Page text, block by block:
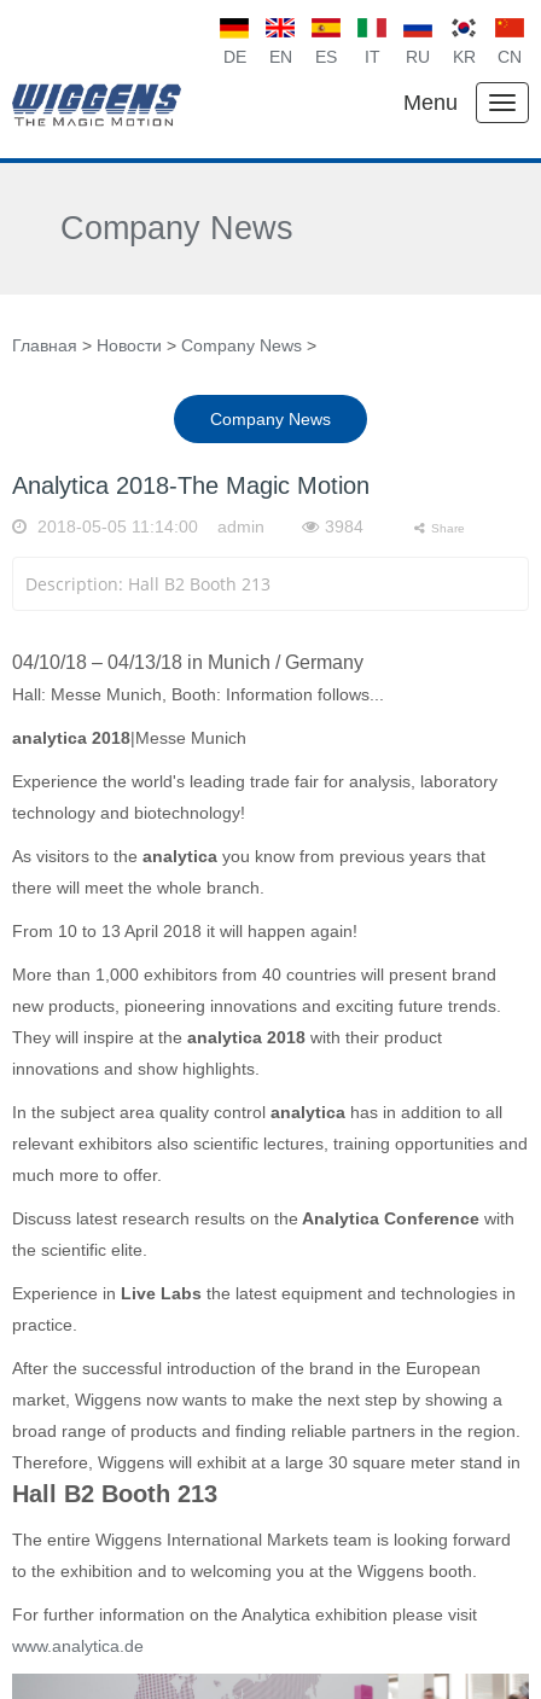
DE EN ES IT RU KR CN
Menu
Company News
Главная > Новости > Company News >
Company News
Analytica 2018-The Magic Motion
2018-05-05 11:14:00 admin 3984 Share
Description: Hall B2 Booth 213
04/10/18 – 04/13/18 in Munich / Germany
Hall: Messe Munich, Booth: Information follows...
analytica 2018|Messe Munich
Experience the world's leading trade fair for analysis, laboratory
technology and biotechnology!
As visitors to the analytica you know from previous years that
there will meet the whole branch.
From 10 to 13 April 2018 it will happen again!
More than 1,000 exhibitors from 40 countries will present brand
new products, pioneering innovations and exciting future trends.
They will inspire at the analytica 2018 with their product
innovations and show highlights.
In the subject area quality control analytica has in addition to all
relevant exhibitors also scientific lectures, training opportunities and
much more to offer.
Discuss latest research results on the Analytica Conference with
the scientific elite.
Experience in Live Labs the latest equipment and technologies in
practice.
After the successful introduction of the brand in the European
market, Wiggens now wants to make the next step by showing a
broad range of products and finding reliable partners in the region.
Therefore, Wiggens will exhibit at a large 30 square meter stand in
Hall B2 Booth 213
The entire Wiggens International Markets team is looking forward
to the exhibition and to welcoming you at the Wiggens booth.
For further information on the Analytica exhibition please visit
www.analytica.de